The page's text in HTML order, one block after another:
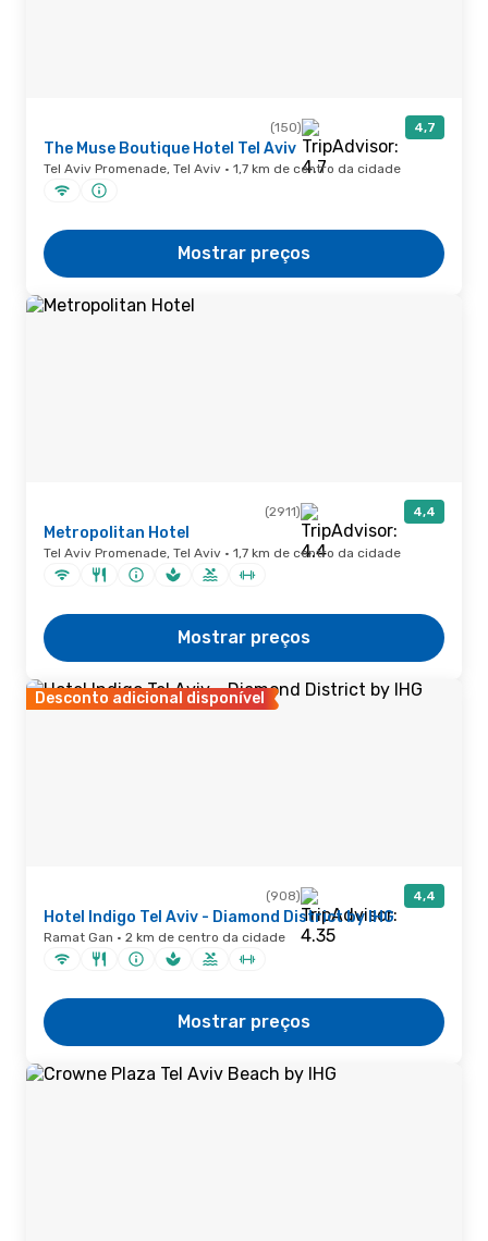
(150) 4,7
The Muse Boutique Hotel Tel Aviv
Tel Aviv Promenade, Tel Aviv · 1,7 km de centro da cidade
Mostrar preços
(2911) 4,4
Metropolitan Hotel
Tel Aviv Promenade, Tel Aviv · 1,7 km de centro da cidade
Mostrar preços
Desconto adicional disponível
(908) 4,4
Hotel Indigo Tel Aviv - Diamond District by IHG
Ramat Gan · 2 km de centro da cidade
Mostrar preços